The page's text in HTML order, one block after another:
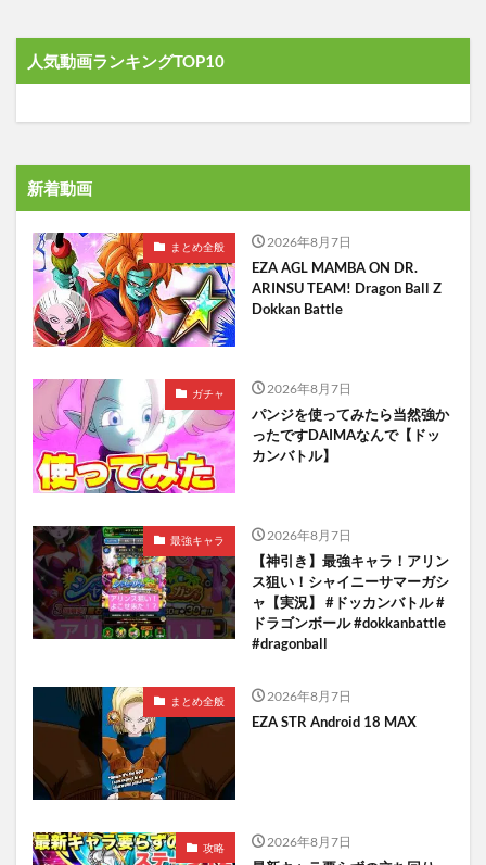
人気動画ランキングTOP10
新着動画
まとめ全般 2026年8月7日
EZA AGL MAMBA ON DR.
ARINSU TEAM! Dragon Ball Z
Dokkan Battle
ガチャ 2026年8月7日
パンジを使ってみたら当然強か
ったですDAIMAなんで【ドッ
カンバトル】
最強キャラ 2026年8月7日
【神引き】最強キャラ！アリン
ス狙い！シャイニーサマーガシ
ャ【実況】 #ドッカンバトル #
ドラゴンボール #dokkanbattle
#dragonball
まとめ全般 2026年8月7日
EZA STR Android 18 MAX
攻略 2026年8月7日